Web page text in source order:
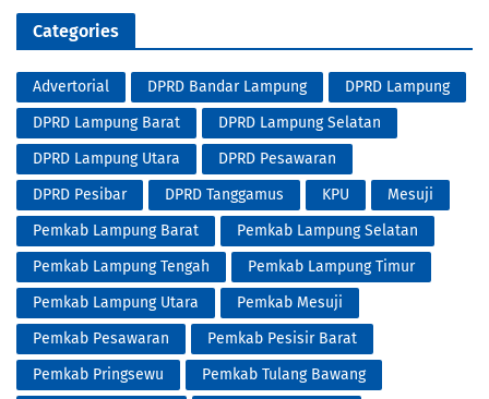
Categories
Advertorial DPRD Bandar Lampung
DPRD Lampung
DPRD Lampung Barat
DPRD Lampung Selatan
DPRD Lampung Utara
DPRD Pesawaran
DPRD Pesibar
DPRD Tanggamus KPU
Mesuji
Pemkab Lampung Barat
Pemkab Lampung Selatan
Pemkab Lampung Tengah
Pemkab Lampung Timur
Pemkab Lampung Utara
Pemkab Mesuji
Pemkab Pesawaran
Pemkab Pesisir Barat
Pemkab Pringsewu
Pemkab Tulang Bawang